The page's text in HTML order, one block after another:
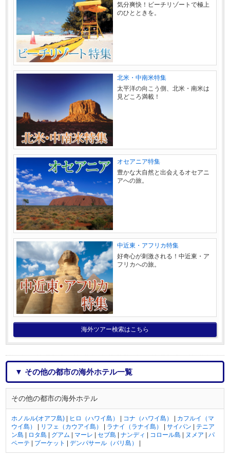
気分爽快！ビーチリゾートで極上
のひとときを。
北米・中南米特集
太平洋の向こう側、北米・南米は
見どころ満載！
オセアニア特集
豊かな大自然と出会えるオセアニ
アへの旅。
中近東・アフリカ特集
好奇心が刺激される！中近東・ア
フリカへの旅。
海外ツアー検索はこちら
▼ その他の都市の海外ホテル一覧
その他の都市の海外ホテル
ホノルル(オアフ島) | ヒロ（ハワイ島） | コナ（ハワイ島） | カフルイ（マ
ウイ島）
| リフェ（カウアイ島） | ラナイ（ラナイ島） |サイパン |テニア
ン島 | ロタ島 | グアム | マーレ |セブ島 |ナンディ | コロール島 | ヌメア |パ
ペーテ | プーケット |デンパサール（バリ島） |